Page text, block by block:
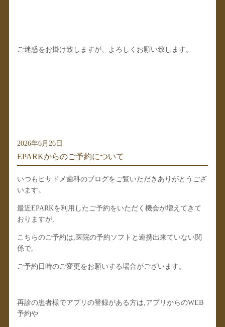
ご迷惑をお掛け致しますが、よろしくお願い致します。
2026年6月26日
EPARKからのご予約について
いつもヒサドメ歯科のブログをご覧いただきありがとうござ
います。
最近EPARKを利用したご予約をいただく機会が増えてきて
おりますが,
こちらのご予約は,医院の予約ソフトと連携出来ていない関
係で,
ご予約日時のご変更をお願いする場合がございます。
再診の患者様でアプリの登録がある方は,アプリからのWEB
予約や